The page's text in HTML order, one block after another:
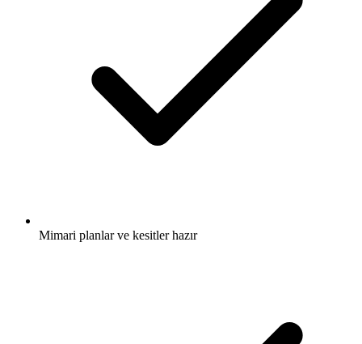
Mimari planlar ve kesitler hazır